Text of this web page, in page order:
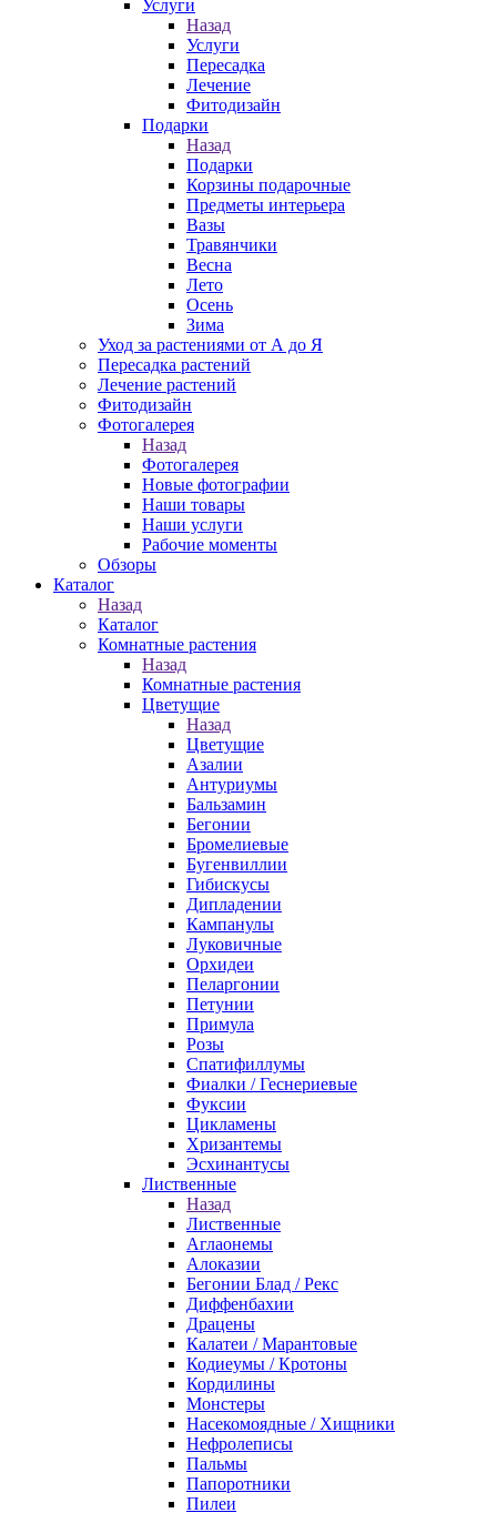
Услуги
Назад
Услуги
Пересадка
Лечение
Фитодизайн
Подарки
Назад
Подарки
Корзины подарочные
Предметы интерьера
Вазы
Травянчики
Весна
Лето
Осень
Зима
Уход за растениями от А до Я
Пересадка растений
Лечение растений
Фитодизайн
Фотогалерея
Назад
Фотогалерея
Новые фотографии
Наши товары
Наши услуги
Рабочие моменты
Обзоры
Каталог
Назад
Каталог
Комнатные растения
Назад
Комнатные растения
Цветущие
Назад
Цветущие
Азалии
Антуриумы
Бальзамин
Бегонии
Бромелиевые
Бугенвиллии
Гибискусы
Дипладении
Кампанулы
Луковичные
Орхидеи
Пеларгонии
Петунии
Примула
Розы
Спатифиллумы
Фиалки / Геснериевые
Фуксии
Цикламены
Хризантемы
Эсхинантусы
Лиственные
Назад
Лиственные
Аглаонемы
Алоказии
Бегонии Блад / Рекс
Диффенбахии
Драцены
Калатеи / Марантовые
Кодиеумы / Кротоны
Кордилины
Монстеры
Насекомоядные / Хищники
Нефролеписы
Пальмы
Папоротники
Пилеи